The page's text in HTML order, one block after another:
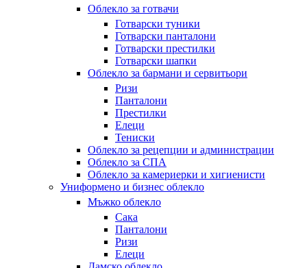
Облекло за готвачи
Готварски туники
Готварски панталони
Готварски престилки
Готварски шапки
Облекло за бармани и сервитьори
Ризи
Панталони
Престилки
Елеци
Тениски
Облекло за рецепции и администрации
Облекло за СПА
Облекло за камериерки и хигиенисти
Униформено и бизнес облекло
Мъжко облекло
Сака
Панталони
Ризи
Елеци